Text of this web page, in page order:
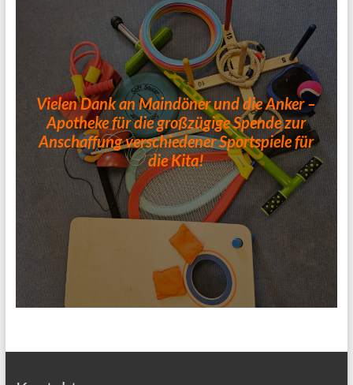
Vielen Dank an Maindöner und die Anker –
Apotheke für die großzügige Spende zur
Anschaffung verschiedener Sportspiele für
die Kita!